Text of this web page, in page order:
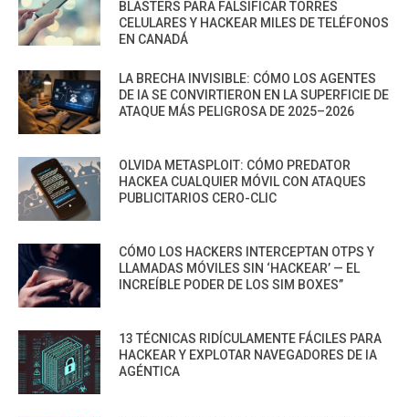
BLASTERS PARA FALSIFICAR TORRES
CELULARES Y HACKEAR MILES DE TELÉFONOS
EN CANADÁ
LA BRECHA INVISIBLE: CÓMO LOS AGENTES
DE IA SE CONVIRTIERON EN LA SUPERFICIE DE
ATAQUE MÁS PELIGROSA DE 2025–2026
OLVIDA METASPLOIT: CÓMO PREDATOR
HACKEA CUALQUIER MÓVIL CON ATAQUES
PUBLICITARIOS CERO-CLIC
CÓMO LOS HACKERS INTERCEPTAN OTPS Y
LLAMADAS MÓVILES SIN ‘HACKEAR’ — EL
INCREÍBLE PODER DE LOS SIM BOXES”
13 TÉCNICAS RIDÍCULAMENTE FÁCILES PARA
HACKEAR Y EXPLOTAR NAVEGADORES DE IA
AGÉNTICA